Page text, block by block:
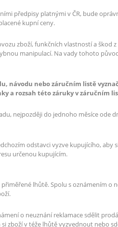
předpisy platnými v ČR, bude
kupní ceny.
zboží, funkčních vlastností a škod
manipulací. Na vady tohoto
návodu nebo záručním listě
a rozsah této záruky v záručním
nejpozději do jednoho měsíce ode
odstavci vyzve kupujícího, aby
určenou kupujícím.
lhůtě. Spolu s oznámením o
o neuznání reklamace sdělit
zboží v téže lhůtě vyzvednout nebo